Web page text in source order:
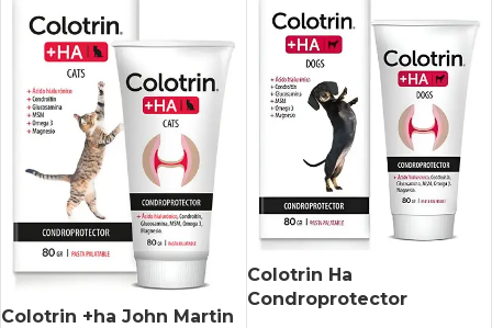
Colotrin +ha John Martin
Colotrin Ha
Condroprotector